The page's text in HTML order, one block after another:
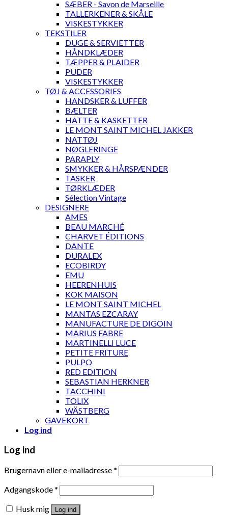
SÆBER - Savon de Marseille
TALLERKENER & SKÅLE
VISKESTYKKER
TEKSTILER
DUGE & SERVIETTER
HÅNDKLÆDER
TÆPPER & PLAIDER
PUDER
VISKESTYKKER
TØJ & ACCESSORIES
HANDSKER & LUFFER
BÆLTER
HATTE & KASKETTER
LE MONT SAINT MICHEL JAKKER
NATTØJ
NØGLERINGE
PARAPLY
SMYKKER & HÅRSPÆNDER
TASKER
TØRKLÆDER
Sélection Vintage
DESIGNERE
AMES
BEAU MARCHÉ
CHARVET ÉDITIONS
DANTE
DURALEX
ECOBIRDY
EMU
HEERENHUIS
KOK MAISON
LE MONT SAINT MICHEL
MANTAS EZCARAY
MANUFACTURE DE DIGOIN
MARIUS FABRE
MARTINELLI LUCE
PETITE FRITURE
PULPO
RED EDITION
SEBASTIAN HERKNER
TACCHINI
TOLIX
WÄSTBERG
GAVEKORT
Log ind
Log ind
Brugernavn eller e-mailadresse*
Adgangskode*
Husk mig
Log ind